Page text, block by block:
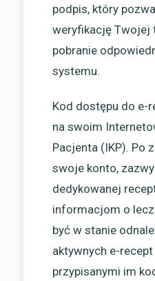
podpis, który
weryfikację Twojej
pobranie
systemu.
Kod dostępu do e-
na swoim
Pacjenta (IKP). Po
swoje konto,
dedykowanej
informacjom o
być w stanie
aktywnych e-
przypisanymi im